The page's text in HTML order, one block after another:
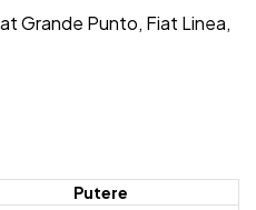
Grande Punto, Fiat Linea,
Putere